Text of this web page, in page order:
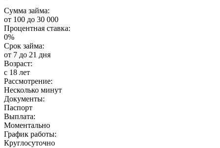
Сумма займа:
от 100 до 30 000
Процентная ставка:
0%
Срок займа:
от 7 до 21 дня
Возраст:
с 18 лет
Рассмотрение:
Несколько минут
Документы:
Паспорт
Выплата:
Моментально
График работы:
Круглосуточно